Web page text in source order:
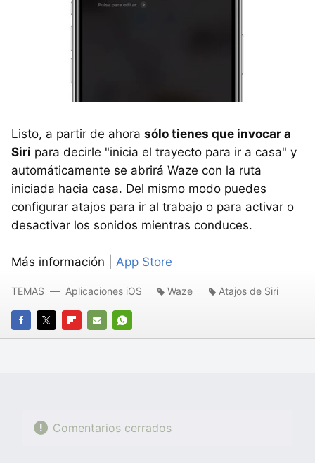
Listo, a partir de ahora sólo tienes que invocar a
Siri para decirle "inicia el trayecto para ir a casa" y
automáticamente se abrirá Waze con la ruta
iniciada hacia casa. Del mismo modo puedes
configurar atajos para ir al trabajo o para activar o
desactivar los sonidos mientras conduces.
Más información | App Store
FACEBOOK
TWITTERFLIPBOARD
E-
WHATSAPP
TEMAS Aplicaciones iOS Waze Atajos de Siri
Comentarios cerrados